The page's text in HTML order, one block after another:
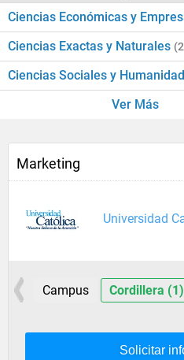
Ciencias Económicas y
Ciencias Exactas y Naturales
Ciencias Sociales y
Ver Más
Marketing
Universidad
Campus Cordillera (1)
Solicitar